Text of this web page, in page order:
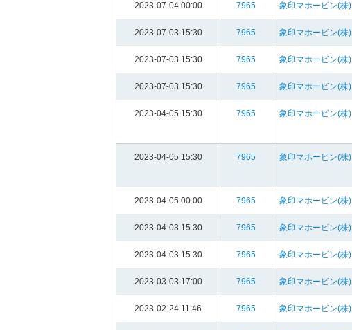
2023-07-04 00:00 7965 象印マホービン(株)
2023-07-03 15:30 7965 象印マホービン(株)
2023-07-03 15:30 7965 象印マホービン(株)
2023-07-03 15:30 7965 象印マホービン(株)
2023-04-05 15:30 7965 象印マホービン(株)
2023-04-05 15:30 7965 象印マホービン(株)
2023-04-05 00:00 7965 象印マホービン(株)
2023-04-03 15:30 7965 象印マホービン(株)
2023-04-03 15:30 7965 象印マホービン(株)
2023-03-03 17:00 7965 象印マホービン(株)
2023-02-24 11:46 7965 象印マホービン(株)